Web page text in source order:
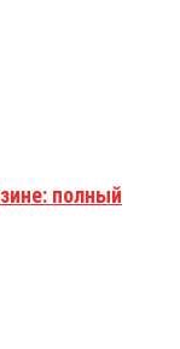
полный